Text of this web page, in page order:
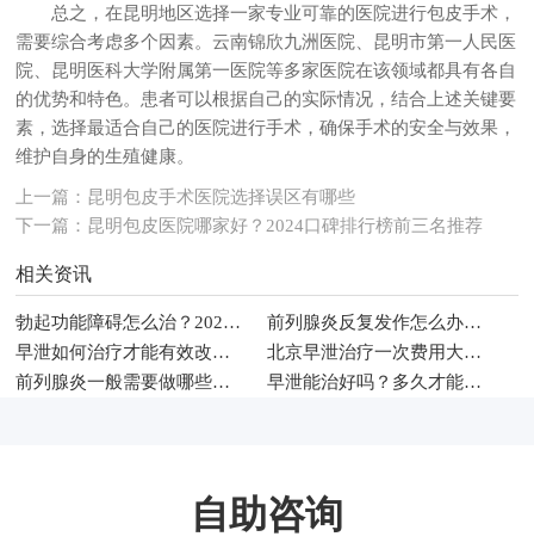
总之，在昆明地区选择一家专业可靠的医院进行包皮手术，
需要综合考虑多个因素。云南锦欣九洲医院、昆明市第一人民医
院、昆明医科大学附属第一医院等多家医院在该领域都具有各自
的优势和特色。患者可以根据自己的实际情况，结合上述关键要
素，选择最适合自己的医院进行手术，确保手术的安全与效果，
维护自身的生殖健康。
上一篇： 昆明包皮手术医院选择误区有哪些
下一篇： 昆明包皮医院哪家好？2024口碑排行榜前三名推荐
相关资讯
勃起功能障碍怎么治？2026年男科常见治疗方法与调理建议
前列腺炎反复发作怎么办？2026年男性科学治疗与日常护理指南
早泄如何治疗才能有效改善性生活时间
北京早泄治疗一次费用大概多少钱
前列腺炎一般需要做哪些检查项目
早泄能治好吗？多久才能恢复
自助咨询